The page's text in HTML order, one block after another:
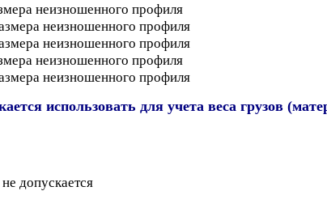
неизношенного профиля
неизношенного профиля
неизношенного профиля
неизношенного профиля
неизношенного профиля
использовать для учета веса грузов
допускается